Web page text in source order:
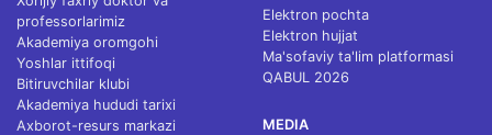
professorlarimiz
Akademiya oromgohi
Yoshlar ittifoqi
Bitiruvchilar klubi
Akademiya hududi tarixi
Axborot-resurs markazi
Elektron pochta
Elektron hujjat
Ma'sofaviy ta'lim platformasi
QABUL 2026
MEDIA